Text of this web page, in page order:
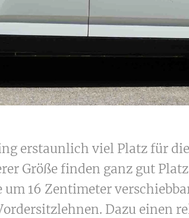
erstaunlich viel Platz für die
Größe finden ganz gut
um 16 Zentimeter
Dazu einen